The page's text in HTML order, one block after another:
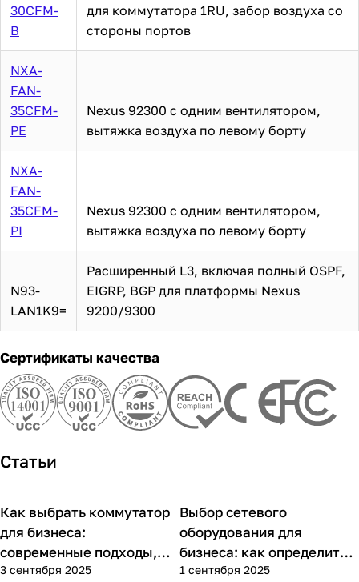
30CFM-
B
для коммутатора 1RU, забор воздуха со
стороны портов
NXA-
FAN-
35CFM-
PE
Nexus 92300 с одним вентилятором,
вытяжка воздуха по левому борту
NXA-
FAN-
35CFM-
PI
Nexus 92300 с одним вентилятором,
вытяжка воздуха по левому борту
N93-
LAN1K9=
Расширенный L3, включая полный OSPF,
EIGRP, BGP для платформы Nexus
9200/9300
Сертификаты качества
Статьи
Советы покупателям
Как выбрать коммутатор
для бизнеса:
современные подходы,
практика применения и
3 сентября 2025
Советы покупателям
Выбор сетевого
оборудования для
бизнеса: как определить
потребности компании и
1 сентября 2025